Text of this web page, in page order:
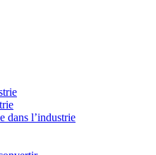
dans l’industrie